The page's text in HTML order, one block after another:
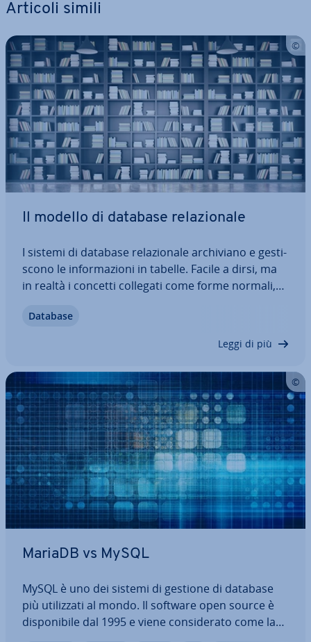
Articoli simili
Il modello di database re­la­zio­na­le
I sistemi di database re­la­zio­na­le ar­chi­via­no e ge­sti­
sco­no le in­for­ma­zio­ni in tabelle. Facile a dirsi, ma
in realtà i concetti collegati come forme normali,
le basi del modello di database re­la­zio­na­le, evi­den­
Database
Leggi di più
MariaDB vs MySQL
MySQL è uno dei sistemi di gestione di database
più uti­liz­za­ti al mondo. Il software open source è
di­spo­ni­bi­le dal 1995 e viene con­si­de­ra­to come la